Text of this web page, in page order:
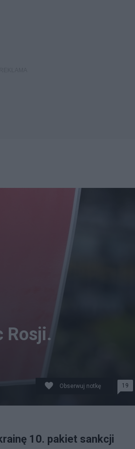
Rosji.
Obserwuj notkę 19
10. pakiet sankcji